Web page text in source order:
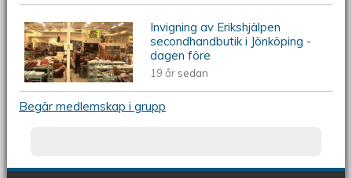
invigningen
ÖKV Play - Invigning av Erikshjälpen
secondhandbutik i Jönköping - dagen
före
Invigning av Erikshjälpen
secondhandbutik i Jönköping -
dagen före
19 år sedan
Begär medlemskap i grupp